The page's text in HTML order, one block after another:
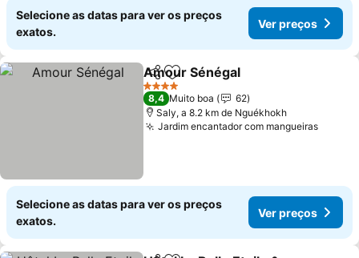
Selecione as datas para ver os preços
exatos.
Ver preços
PartilharAdicionar aos favoritos
Amour Sénégal
4 Estrelas
8,4 Muito boa
62
Saly, a 8.2 km de Nguékhokh
Jardim encantador com mangueiras
Selecione as datas para ver os preços
exatos.
Ver preços